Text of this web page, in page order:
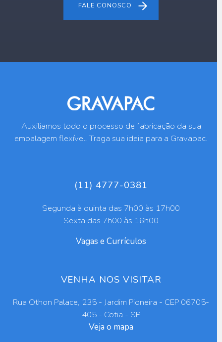
FALE CONOSCO
Auxiliamos todo o processo de fabricação da sua
embalagem flexível. Traga sua ideia para a Gravapac.
(11) 4777-0381
Segunda à quinta das 7h00 às 17h00
Sexta das 7h00 às 16h00
Vagas e Currículos
VENHA NOS VISITAR
Rua Othon Palace, 235 - Jardim Pioneira - CEP 06705-
405 - Cotia - SP
Veja o mapa